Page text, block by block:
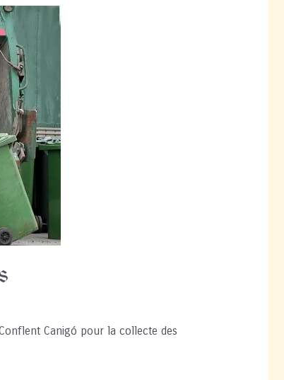
Canigó pour la collecte des